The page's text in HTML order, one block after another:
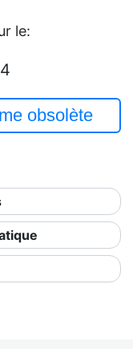
le:
obsolète